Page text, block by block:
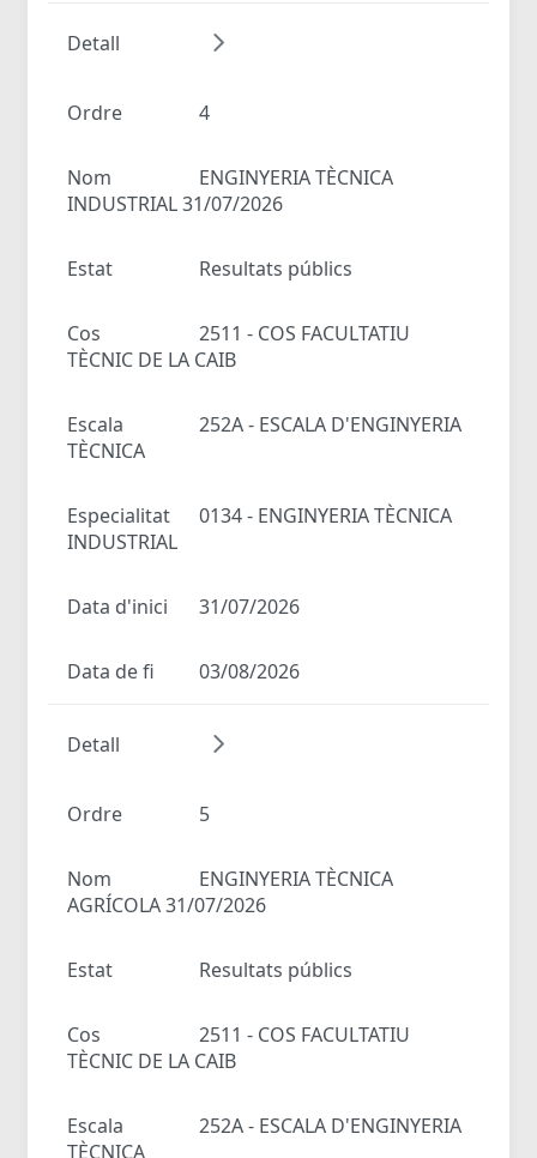
Detall
Ordre 4
Nom
ENGINYERIA TÈCNICA
INDUSTRIAL 31/07/2026
Estat Resultats públics
Cos
2511 - COS FACULTATIU
TÈCNIC DE LA CAIB
Escala
252A - ESCALA D'ENGINYERIA
TÈCNICA
Especialitat
0134 - ENGINYERIA TÈCNICA
INDUSTRIAL
Data d'inici 31/07/2026
Data de fi 03/08/2026
Detall
Ordre 5
Nom
ENGINYERIA TÈCNICA
AGRÍCOLA 31/07/2026
Estat Resultats públics
Cos
2511 - COS FACULTATIU
TÈCNIC DE LA CAIB
Escala
252A - ESCALA D'ENGINYERIA
TÈCNICA